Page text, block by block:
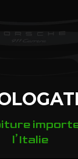
l’Italie